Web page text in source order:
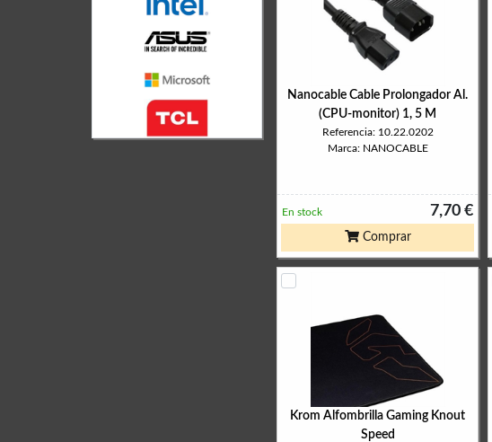
Nanocable Cable Prolongador Al.
(CPU-monitor) 1, 5 M
Referencia: 10.22.0202
Marca: NANOCABLE
7,70 €
En stock
Comprar
Krom Alfombrilla Gaming Knout
Speed